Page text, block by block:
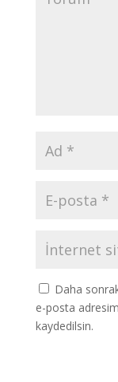
Daha
e-posta
kaydedilsin.